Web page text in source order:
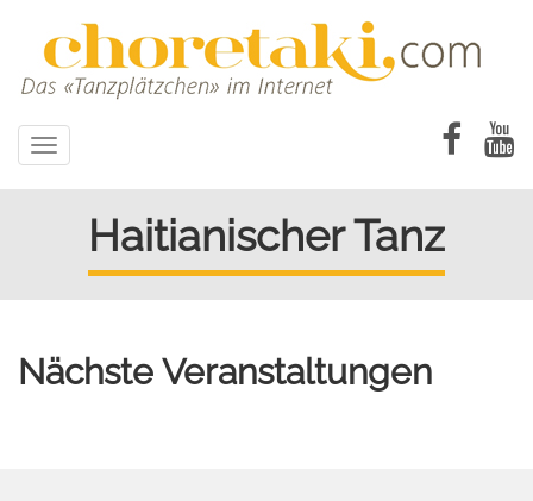
Toggle
navigation
Haitianischer Tanz
Nächste Veranstaltungen